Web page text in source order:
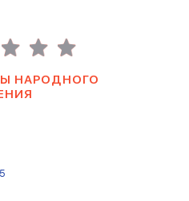
НАРОДНОГО